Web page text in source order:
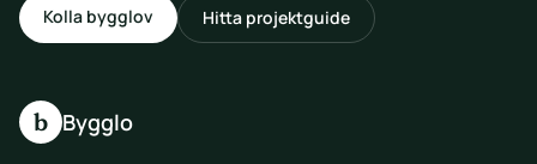
Kolla bygglov Hitta projektguide
b Bygglo